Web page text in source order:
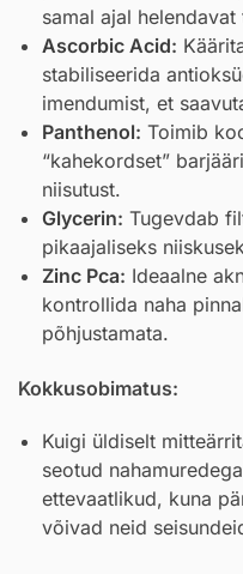
samal ajal helendavat
Ascorbic Acid:
stabiliseerida
imendumist, et
Panthenol: Toimib
“kahekordset”
niisutust.
Glycerin: Tugevdab
pikaajaliseks
Zinc Pca: Ideaalne
kontrollida naha
põhjustamata.
Kokkusobimatus:
Kuigi üldiselt
seotud
ettevaatlikud, kuna
võivad neid